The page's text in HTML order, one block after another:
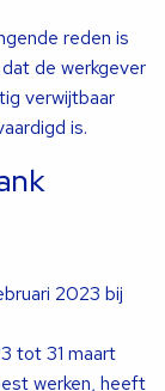
reden is
de werkgever
verwijtbaar
is.
2023 bij
tot 31 maart
werken, heeft